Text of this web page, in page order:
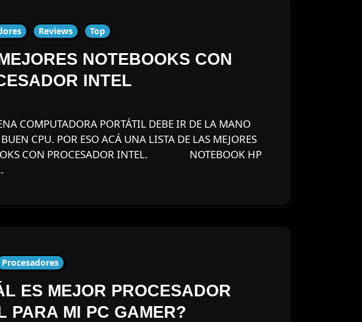
Reviews Top
NOTEBOOKS CON
INTEL
CPU. POR ESO ACÁ UNA LISTA DE LAS MEJORES
CON PROCESADOR INTEL. ⠀⠀⠀⠀⠀ NOTEBOOK HP
Procesadores
ES MEJOR PROCESADOR
PARA MI PC GAMER?